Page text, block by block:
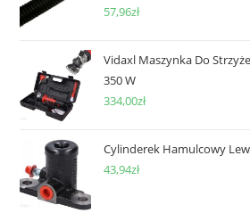
57,96zł
Vidaxl Maszynka Do
350 W
334,00zł
Cylinderek Hamulcowy
43,94zł